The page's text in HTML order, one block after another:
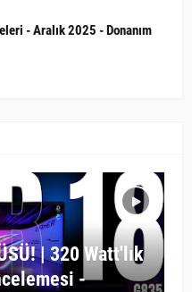
- Aralık 2025 - Donanım
| 320 Watt'lık
-